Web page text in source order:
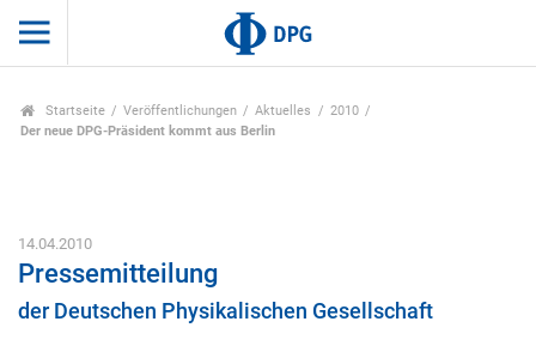
Startseite Veröffentlichungen Aktuelles
2010
Der neue DPG-Präsident kommt aus Berlin
14.04.2010
Pressemitteilung
der Deutschen Physikalischen Gesellschaft